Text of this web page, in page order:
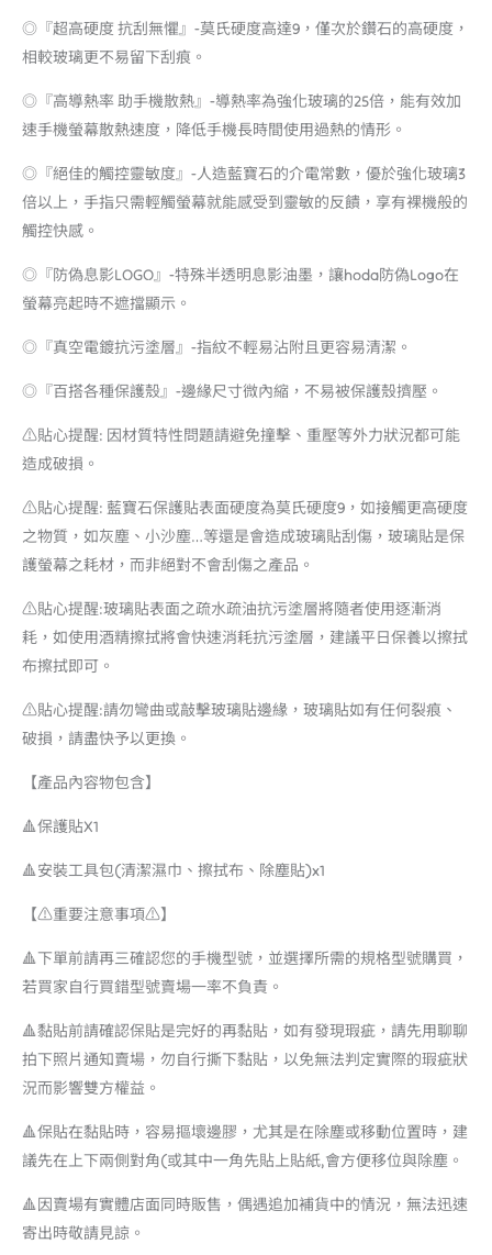
◎『超高硬度 抗刮無懼』-莫氏硬度高達9，僅次於鑽石的高硬度，
相較玻璃更不易留下刮痕。
◎『高導熱率 助手機散熱』-導熱率為強化玻璃的25倍，能有效加
速手機螢幕散熱速度，降低手機長時間使用過熱的情形。
◎『絕佳的觸控靈敏度』-人造藍寶石的介電常數，優於強化玻璃3
倍以上，手指只需輕觸螢幕就能感受到靈敏的反饋，享有裸機般的
觸控快感。
◎『防偽息影LOGO』-特殊半透明息影油墨，讓hoda防偽Logo在
螢幕亮起時不遮擋顯示。
◎『真空電鍍抗污塗層』-指紋不輕易沾附且更容易清潔。
◎『百搭各種保護殼』-邊緣尺寸微內縮，不易被保護殼擠壓。
⚠️貼心提醒: 因材質特性問題請避免撞擊、重壓等外力狀況都可能
造成破損。
⚠️貼心提醒: 藍寶石保護貼表面硬度為莫氏硬度9，如接觸更高硬度
之物質，如灰塵、小沙塵…等還是會造成玻璃貼刮傷，玻璃貼是保
護螢幕之耗材，而非絕對不會刮傷之產品。
⚠️貼心提醒:玻璃貼表面之疏水疏油抗污塗層將隨者使用逐漸消
耗，如使用酒精擦拭將會快速消耗抗污塗層，建議平日保養以擦拭
布擦拭即可。
⚠️貼心提醒:請勿彎曲或敲擊玻璃貼邊緣，玻璃貼如有任何裂痕、
破損，請盡快予以更換。
【產品內容物包含】
🔺保護貼X1
🔺安裝工具包(清潔濕巾、擦拭布、除塵貼)x1
【⚠️重要注意事項⚠️】
🔺下單前請再三確認您的手機型號，並選擇所需的規格型號購買，
若買家自行買錯型號賣場一率不負責。
🔺黏貼前請確認保貼是完好的再黏貼，如有發現瑕疵，請先用聊聊
拍下照片通知賣場，勿自行撕下黏貼，以免無法判定實際的瑕疵狀
況而影響雙方權益。
🔺保貼在黏貼時，容易摳壞邊膠，尤其是在除塵或移動位置時，建
議先在上下兩側對角(或其中一角先貼上貼紙,會方便移位與除塵。
🔺因賣場有實體店面同時販售，偶遇追加補貨中的情況，無法迅速
寄出時敬請見諒。